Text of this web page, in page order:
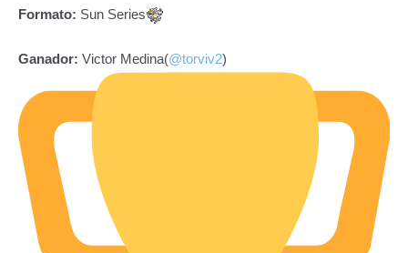
Formato: Sun Series
Ganador: Victor Medina(@torviv2)